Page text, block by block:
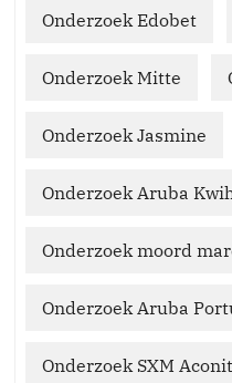
Onderzoek Edobet
Onderzoek Mitte
Onderzoek Jasmine
Onderzoek Aruba
Onderzoek moord
Onderzoek Aruba
Onderzoek SXM